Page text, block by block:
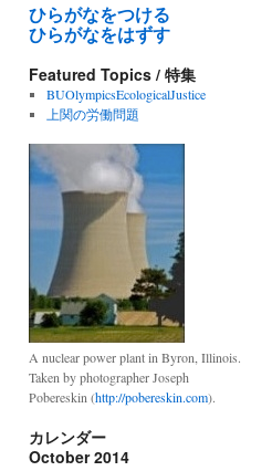
ひらがなをつける
ひらがなをはずす
Featured Topics / 特集
BUOlympicsEcologicalJustice
上関の労働問題
A nuclear power plant in Byron, Illinois.
Taken by photographer Joseph
Pobereskin (http://pobereskin.com).
カレンダー
October 2014